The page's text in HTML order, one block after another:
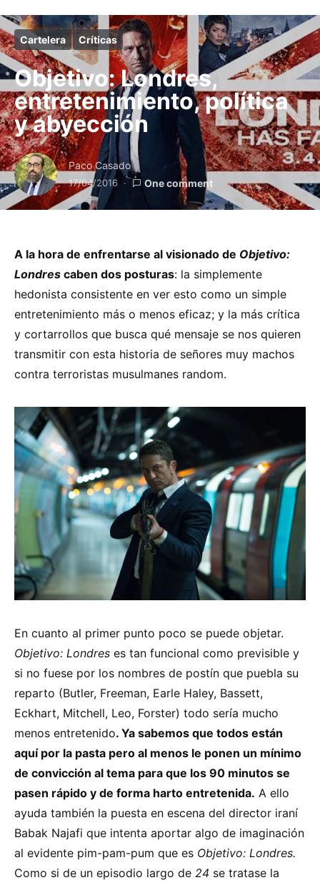
Cartelera Críticas
Objetivo: Londres,
entretenimiento, política
y abyección
Paco Casado
17/04/2016 One comment
A la hora de enfrentarse al visionado de Objetivo:
Londres caben dos posturas: la simplemente
hedonista consistente en ver esto como un simple
entretenimiento más o menos eficaz; y la más crítica
y cortarrollos que busca qué mensaje se nos quieren
transmitir con esta historia de señores muy machos
contra terroristas musulmanes random.
En cuanto al primer punto poco se puede objetar.
Objetivo: Londres es tan funcional como previsible y
si no fuese por los nombres de postín que puebla su
reparto (Butler, Freeman, Earle Haley, Bassett,
Eckhart, Mitchell, Leo, Forster) todo sería mucho
menos entretenido. Ya sabemos que todos están
aquí por la pasta pero al menos le ponen un mínimo
de convicción al tema para que los 90 minutos se
pasen rápido y de forma harto entretenida. A ello
ayuda también la puesta en escena del director iraní
Babak Najafi que intenta aportar algo de imaginación
al evidente pim-pam-pum que es Objetivo: Londres.
Como si de un episodio largo de 24 se tratase la